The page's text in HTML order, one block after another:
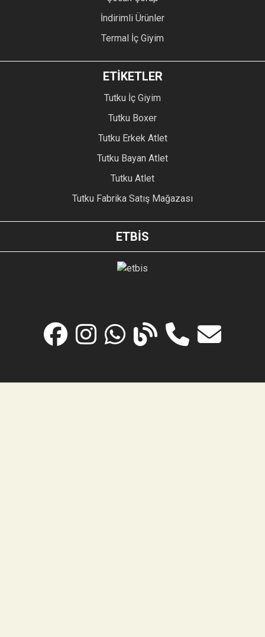
İndirimli Ürünler
Termal İç Giyim
ETİKETLER
Tutku İç Giyim
Tutku Boxer
Tutku Erkek Atlet
Tutku Bayan Atlet
Tutku Atlet
Tutku Fabrika Satış Mağazası
ETBİS